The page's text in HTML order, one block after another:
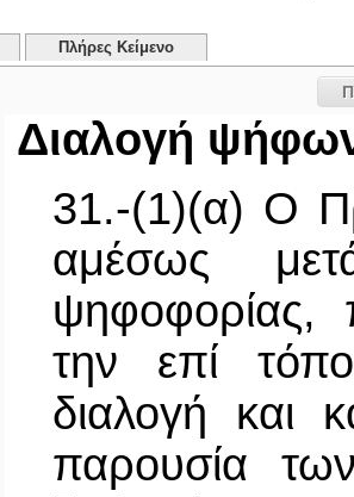
Πλήρες Κείμενο
Διαλογή
31.-(1)(α) Ο
αμέσως
ψηφοφορίας,
την επί
διαλογή και
παρουσία